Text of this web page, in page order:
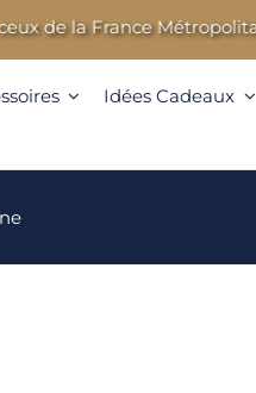
la France Métropolitaine
Idées Cadeaux